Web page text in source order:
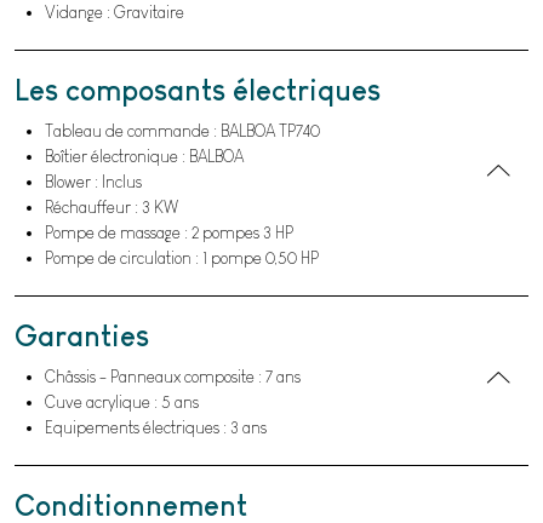
Vidange : Gravitaire
Les composants électriques
Tableau de commande : BALBOA TP740
Boîtier électronique : BALBOA
Blower : Inclus
Réchauffeur : 3 KW
Pompe de massage : 2 pompes 3 HP
Pompe de circulation : 1 pompe 0,50 HP
Garanties
Châssis - Panneaux composite : 7 ans
Cuve acrylique : 5 ans
Equipements électriques : 3 ans
Conditionnement